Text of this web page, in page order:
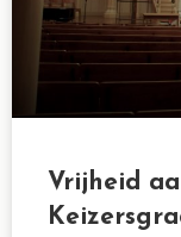
Vrijheid